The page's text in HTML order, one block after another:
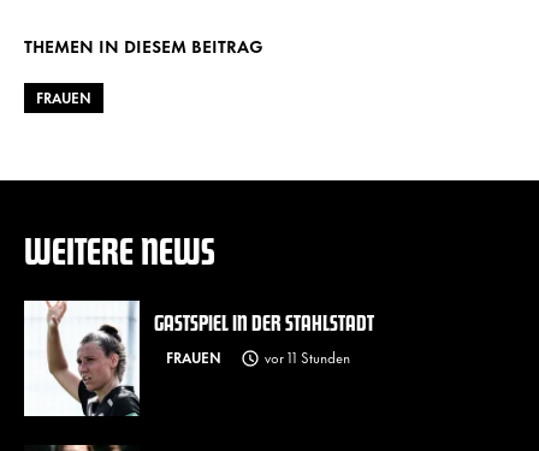
THEMEN IN DIESEM BEITRAG
FRAUEN
WEITERE NEWS
GASTSPIEL IN DER STAHLSTADT
FRAUEN vor 11 Stunden